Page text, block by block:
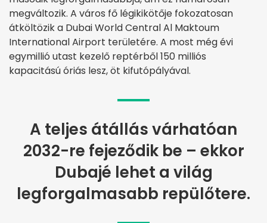
megváltozik. A város fő légikikötője fokozatosan
átköltözik a Dubai World Central Al Maktoum
International Airport területére. A most még évi
egymillió utast kezelő reptérből 150 milliós
kapacitású óriás lesz, öt kifutópályával.
A teljes átállás várhatóan
2032-re fejeződik be – ekkor
Dubajé lehet a világ
legforgalmasabb repülőtere.